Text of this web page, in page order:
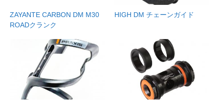
ZAYANTE CARBON DM M30
ROADクランク
HIGH DM チェーンガイド